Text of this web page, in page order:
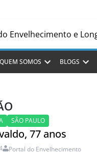
QUEM SOMOS BLOGS
SÃO PAULO
77 anos
Portal do Envelhecimento